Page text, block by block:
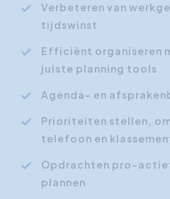
Verbeteren van
tijdswinst
Efficiënt organiseren
juiste planning tools
Agenda- en
Prioriteiten stellen,
telefoon en
Opdrachten pro-
plannen